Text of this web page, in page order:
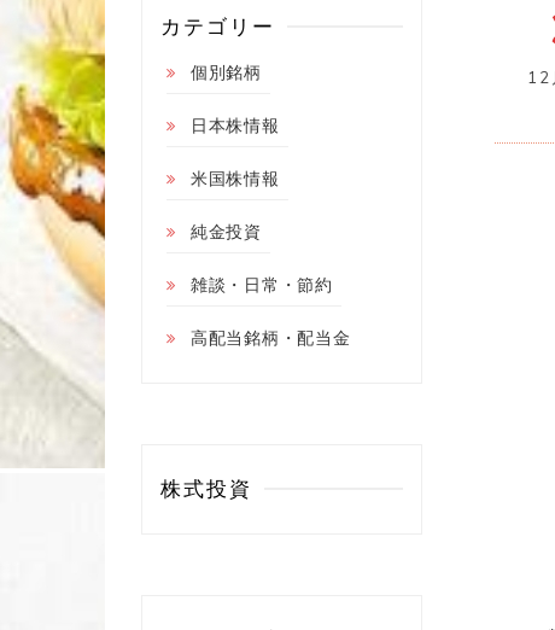
12
カテゴリー
個別銘柄
日本株情報
米国株情報
純金投資
雑談・日常・節約
高配当銘柄・配当金
株式投資